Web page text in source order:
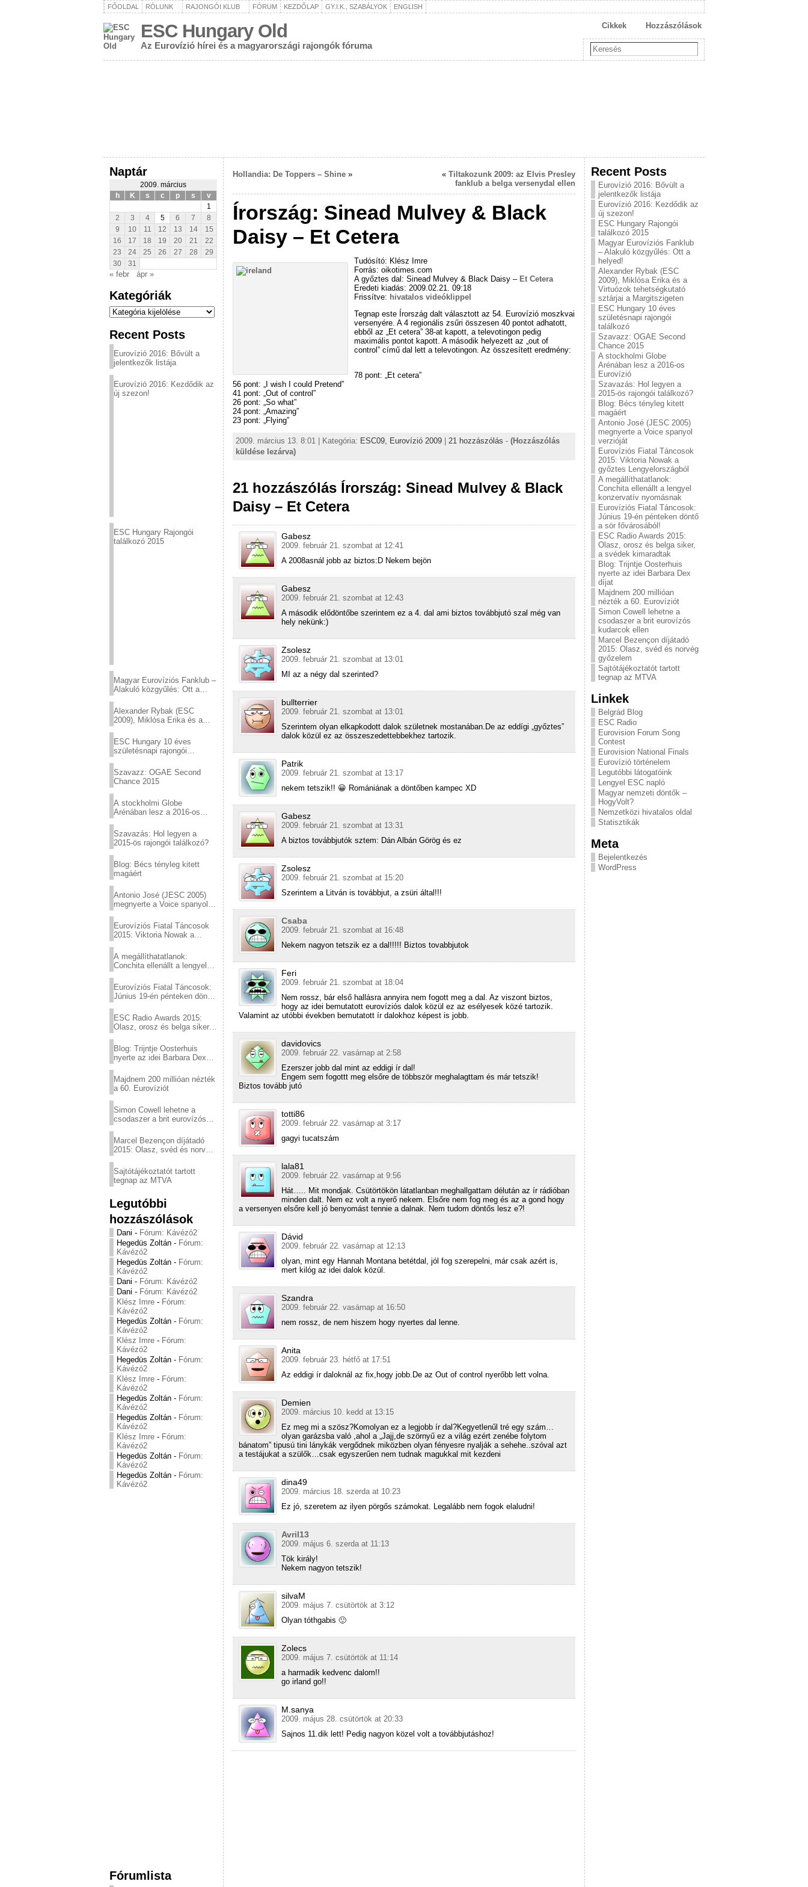
FŐOLDAL RÓLUNK RAJONGÓI KLUB FÓRUM KEZDŐLAP GY.I.K., SZABÁLYOK ENGLISH
ESC Hungary Old
Az Eurovízió hírei és a magyarországi rajongók fóruma
Hozzászólások
Cikkek
Naptár
2009. március
h
K s c p s
v
1
2
3 4 5 6 7
8
9
10 11 12 13 14
15
16
17 18 19 20 21
22
23
24 25 26 27 28
29
30
31
« febr ápr »
Kategóriák
Kategóriák
Recent Posts
Eurovízió 2016: Bővült a
jelentkezők listája
Eurovízió 2016: Kezdődik az
új szezon!
ESC Hungary Rajongói
találkozó 2015
Magyar Eurovíziós Fanklub –
Alakuló közgyűlés: Ott a
Alexander Rybak (ESC
2009), Miklósa Erika és a
sztárjai a Margitszigeten
ESC Hungary 10 éves
születésnapi rajongói
Szavazz: OGAE Second
Chance 2015
A stockholmi Globe
Arénában lesz a 2016-os
Szavazás: Hol legyen a
2015-ös rajongói találkozó?
Blog: Bécs tényleg kitett
magáért
Antonio José (JESC 2005)
megnyerte a Voice spanyol
Eurovíziós Fiatal Táncosok
2015: Viktoria Nowak a
A megállíthatatlanok:
Conchita ellenállt a lengyel
Eurovíziós Fiatal Táncosok:
Június 19-én pénteken döntő
ESC Radio Awards 2015:
Olasz, orosz és belga siker,
Blog: Trijntje Oosterhuis
nyerte az idei Barbara Dex
Majdnem 200 millióan nézték
a 60. Eurovíziót
Simon Cowell lehetne a
csodaszer a brit eurovízós
Marcel Bezençon díjátadó
2015: Olasz, svéd és norvég
Sajtótájékoztatót tartott
tegnap az MTVA
Legutóbbi
hozzászólások
Dani - Fórum: Kávézó2
Hegedüs Zoltán - Fórum:
Kávézó2
Hegedüs Zoltán - Fórum:
Kávézó2
Dani - Fórum: Kávézó2
Dani - Fórum: Kávézó2
Klész Imre - Fórum:
Kávézó2
Hegedüs Zoltán - Fórum:
Kávézó2
Klész Imre - Fórum:
Kávézó2
Hegedüs Zoltán - Fórum:
Kávézó2
Klész Imre - Fórum:
Kávézó2
Hegedüs Zoltán - Fórum:
Kávézó2
Hegedüs Zoltán - Fórum:
Kávézó2
Klész Imre - Fórum:
Kávézó2
Hegedüs Zoltán - Fórum:
Kávézó2
Hegedüs Zoltán - Fórum:
Kávézó2
Fórumlista
Hollandia: De Toppers – Shine » « Tiltakozunk 2009: az Elvis Presley
fanklub a belga versenydal ellen
Írország: Sinead Mulvey & Black
Daisy – Et Cetera
Tudósító: Klész Imre
Forrás: oikotimes.com
A győztes dal: Sinead Mulvey & Black Daisy –Et Cetera
Eredeti kiadás: 2009.02.21. 09:18
Frissítve: hivatalos videóklippel
Tegnap este Írország dalt választott az 54. Eurovízió moszkvai
versenyére. A 4 regionális zsűri összesen 40 pontot adhatott,
ebből az „Et cetera” 38-at kapott, a televotingon pedig
maximális pontot kapott. A második helyezett az „out of
control” című dal lett a televotingon. Az összesített eredmény:
78 pont: „Et cetera”
56 pont: „I wish I could Pretend”
41 pont: „Out of control”
26 pont: „So what”
24 pont: „Amazing”
23 pont: „Flying”
2009. március 13. 8:01 | Kategória: ESC09, Eurovízió 2009 21 hozzászólás - (Hozzászólás
küldése lezárva)
21 hozzászólás Írország: Sinead Mulvey & Black
Daisy – Et Cetera
Gabesz
2009. február 21. szombat at 12:41
A 2008asnál jobb az biztos:D Nekem bejön
Gabesz
2009. február 21. szombat at 12:43
A második elődöntőbe szerintem ez a 4. dal ami biztos továbbjutó szal még van
hely nekünk:)
Zsolesz
2009. február 21. szombat at 13:01
MI az a négy dal szerinted?
bullterrier
2009. február 21. szombat at 13:01
Szerintem olyan elkapkodott dalok születnek mostanában.De az eddígi „győztes”
dalok közül ez az összeszedettebbekhez tartozik.
Patrik
2009. február 21. szombat at 13:17
nekem tetszik!! 😀 Romániának a döntőben kampec XD
Gabesz
2009. február 21. szombat at 13:31
A biztos továbbjutók sztem: Dán Albán Görög és ez
Zsolesz
2009. február 21. szombat at 15:20
Szerintem a Litván is továbbjut, a zsüri által!!!
Csaba
2009. február 21. szombat at 16:48
Nekem nagyon tetszik ez a dal!!!!! Biztos tovabbjutok
Feri
2009. február 21. szombat at 18:04
Nem rossz, bár első hallásra annyira nem fogott meg a dal. Az viszont biztos,
hogy az idei bemutatott eurovíziós dalok közül ez az esélyesek közé tartozik.
Valamint az utóbbi években bemutatott ír dalokhoz képest is jobb.
davidovics
2009. február 22. vasárnap at 2:58
Ezerszer jobb dal mint az eddigi ír dal!
Engem sem fogottt meg elsőre de többször meghalagttam és már tetszik!
Biztos tovább jutó
totti86
2009. február 22. vasárnap at 3:17
gagyi tucatszám
lala81
2009. február 22. vasárnap at 9:56
Hát….. Mit mondjak. Csütörtökön látatlanban meghallgattam délután az ír rádióban
minden dalt. Nem ez volt a nyerő nekem. Elsőre nem fog meg és az a gond hogy
a versenyen elsőre kell jó benyomást tennie a dalnak. Nem tudom döntős lesz e?!
Dávid
2009. február 22. vasárnap at 12:13
olyan, mint egy Hannah Montana betétdal, jól fog szerepelni, már csak azért is,
mert kilóg az idei dalok közül.
Szandra
2009. február 22. vasárnap at 16:50
nem rossz, de nem hiszem hogy nyertes dal lenne.
Anita
2009. február 23. hétfő at 17:51
Az eddigi ír daloknál az fix,hogy jobb.De az Out of control nyerőbb lett volna.
Demien
2009. március 10. kedd at 13:15
Ez meg mi a szösz?Komolyan ez a legjobb ír dal?Kegyetlenűl tré egy szám…
olyan garázsba való ,ahol a „Jajj,de szörnyű ez a világ ezért zenébe folytom
bánatom” tipusú tini lánykák vergődnek miközben olyan fényesre nyalják a sehehe..szóval azt
a testájukat a szülők…csak egyszerűen nem tudnak magukkal mit kezdeni
dina49
2009. március 18. szerda at 10:23
Ez jó, szeretem az ilyen pörgős számokat. Legalább nem fogok elaludni!
Avril13
2009. május 6. szerda at 11:13
Tök király!
Nekem nagyon tetszik!
silvaM
2009. május 7. csütörtök at 3:12
Olyan tóthgabis 🙂
Zolecs
2009. május 7. csütörtök at 11:14
a harmadik kedvenc dalom!!
go irland go!!
M.sanya
2009. május 28. csütörtök at 20:33
Sajnos 11.dik lett! Pedig nagyon közel volt a továbbjutáshoz!
Recent Posts
Eurovízió 2016: Bővült a
jelentkezők listája
Eurovízió 2016: Kezdődik az
új szezon!
ESC Hungary Rajongói
találkozó 2015
Magyar Eurovíziós Fanklub
– Alakuló közgyűlés: Ott a
helyed!
Alexander Rybak (ESC
2009), Miklósa Erika és a
Virtuózok tehetségkutató
sztárjai a Margitszigeten
ESC Hungary 10 éves
születésnapi rajongói
találkozó
Szavazz: OGAE Second
Chance 2015
A stockholmi Globe
Arénában lesz a 2016-os
Eurovízió
Szavazás: Hol legyen a
2015-ös rajongói találkozó?
Blog: Bécs tényleg kitett
magáért
Antonio José (JESC 2005)
megnyerte a Voice spanyol
verzióját
Eurovíziós Fiatal Táncosok
2015: Viktoria Nowak a
győztes Lengyelországból
A megállíthatatlanok:
Conchita ellenállt a lengyel
konzervatív nyomásnak
Eurovíziós Fiatal Táncosok:
Június 19-én pénteken döntő
a sör fővárosából!
ESC Radio Awards 2015:
Olasz, orosz és belga siker,
a svédek kimaradtak
Blog: Trijntje Oosterhuis
nyerte az idei Barbara Dex
díjat
Majdnem 200 millióan
nézték a 60. Eurovíziót
Simon Cowell lehetne a
csodaszer a brit eurovízós
kudarcok ellen
Marcel Bezençon díjátadó
2015: Olasz, svéd és norvég
győzelem
Sajtótájékoztatót tartott
tegnap az MTVA
Linkek
Belgrád Blog
ESC Radio
Eurovision Forum Song
Contest
Eurovision National Finals
Eurovízió történelem
Legutóbbi látogatóink
Lengyel ESC napló
Magyar nemzeti döntők –
HogyVolt?
Nemzetközi hivatalos oldal
Statisztikák
Meta
Bejelentkezés
WordPress